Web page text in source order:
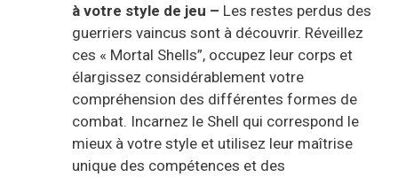
à votre style de jeu – Les restes perdus des
guerriers vaincus sont à découvrir. Réveillez
ces « Mortal Shells”, occupez leur corps et
élargissez considérablement votre
compréhension des différentes formes de
combat. Incarnez le Shell qui correspond le
mieux à votre style et utilisez leur maîtrise
unique des compétences et des